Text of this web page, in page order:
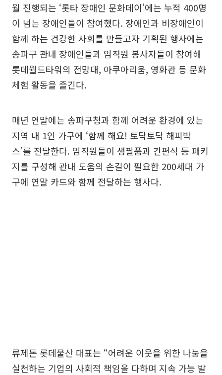
월 진행되는 ‘롯타 장애인 문화데이’에는 누적 400명
이 넘는 장애인들이 참여했다. 장애인과 비장애인이
함께 하는 건강한 사회를 만들고자 기획된 행사에는
송파구 관내 장애인들과 임직원 봉사자들이 참여해
롯데월드타워의 전망대, 아쿠아리움, 영화관 등 문화
체험 활동을 즐긴다.
매년 연말에는 송파구청과 함께 어려운 환경에 있는
지역 내 1인 가구에 ‘함께 해요! 토닥토닥 해피박
스’를 전달한다. 임직원들이 생필품과 간편식 등 패키
지를 구성해 관내 도움의 손길이 필요한 200세대 가
구에 연말 카드와 함께 전달하는 행사다.
류제돈 롯데물산 대표는 “어려운 이웃을 위한 나눔을
실천하는 기업의 사회적 책임을 다하며 지속 가능 발